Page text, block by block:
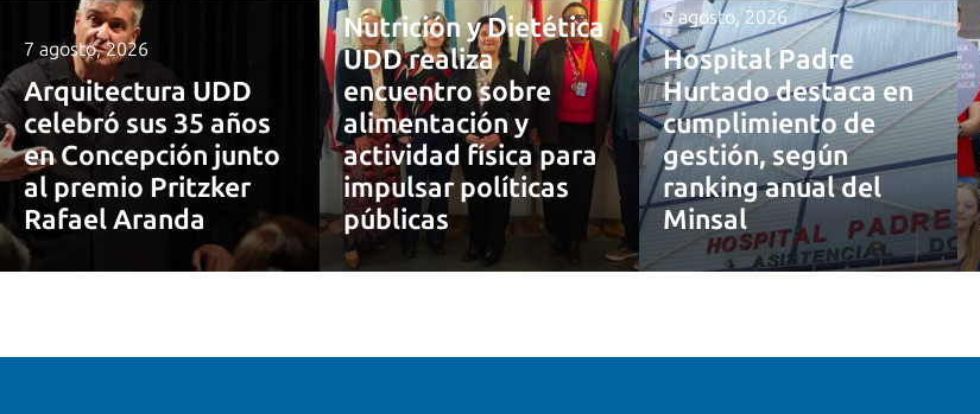
7 agosto, 2026
Arquitectura UDD
celebró sus 35 años
en Concepción junto
al premio Pritzker
Rafael Aranda
Nutrición y Dietética
UDD realiza
encuentro sobre
alimentación y
actividad física para
impulsar políticas
públicas
5 agosto, 2026
Hospital Padre
Hurtado destaca en
cumplimiento de
gestión, según
ranking anual del
Minsal